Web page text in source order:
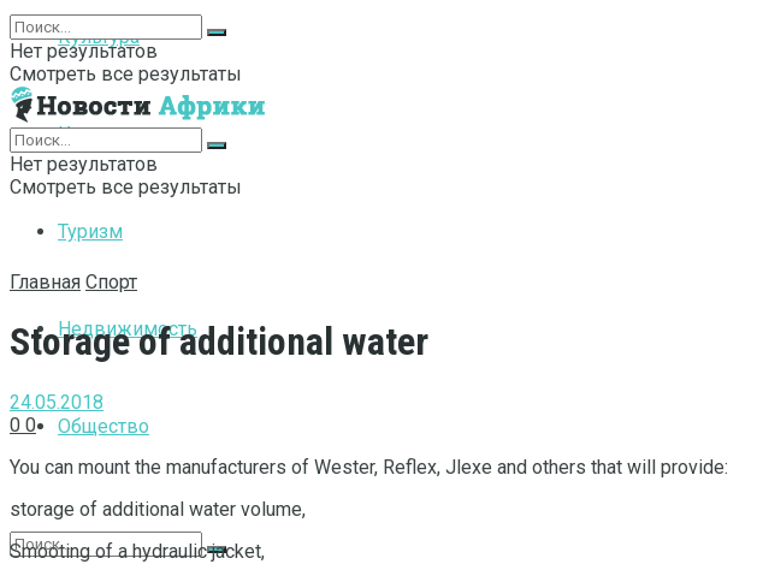
Культура
Интернет
Туризм
Недвижимость
Общество
Нет результатов
Смотреть все результаты
Нет результатов
Смотреть все результаты
Главная Спорт
Storage of additional water
24.05.2018
0 0
You can mount the manufacturers of Wester, Reflex, Jlexe and others that will provide:
storage of additional water volume,
Smooting of a hydraulic jacket,